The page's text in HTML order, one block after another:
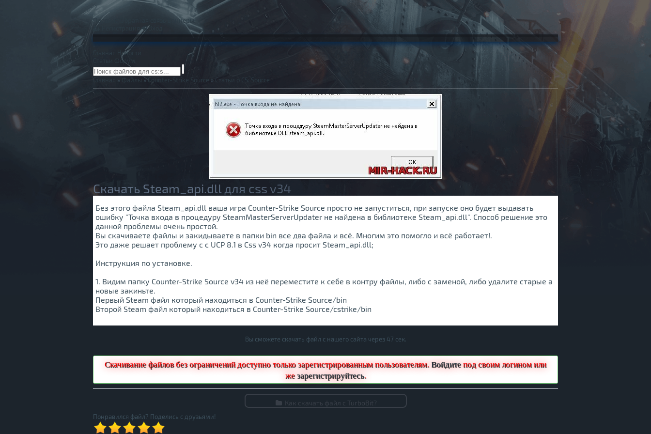
Правила
Баннеры
Вход
Новости
Форум
» Файлы » Counter-Strike Source » Статьи о CS: Source
Скачать Steam_api.dll для css v34
Без этого файла Steam_api.dll ваша игра Counter-Strike Source просто не запуститься, при запуске оно будет выдавать
ошибку "Точка входа в процедуру SteamMasterServerUpdater не найдена в библиотеке Steam_api.dll". Способ решение это
данной проблемы очень простой.
Вы скачиваете файлы и закидываете в папки bin все два файла и всё. Многим это помогло и всё работает!.
Это даже решает проблему с с UCP 8.1 в Css v34 когда просит Steam_api.dll;
Инструкция по установке.
1. Видим папку Counter-Strike Source v34 из неё переместите к себе в контру файлы, либо с заменой, либо удалите старые а
новые закиньте.
Первый Steam файл который находиться в Counter-Strike Source/bin
Второй Steam файл который находиться в Counter-Strike Source/cstrike/bin
Вы сможете скачать файл с нашего сайта через 46 сек.
Скачивание файлов без ограничений доступно только зарегистрированным пользователям.Войдитепод своим логином или
жезарегистрируйтесь.
Как скачать файл с TurboBit?
Понравился файл? Поделись с друзьями!